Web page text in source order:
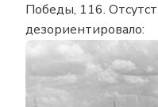
Победы, 116.
дезориентировало: